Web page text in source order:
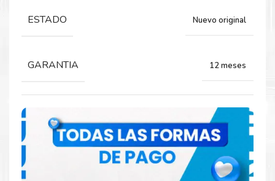
Capacidad:
ESTADO Nuevo original
GARANTIA 12 meses